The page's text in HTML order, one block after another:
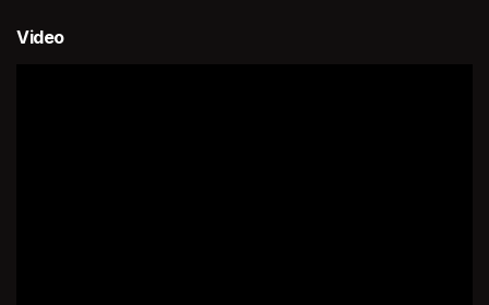
Video